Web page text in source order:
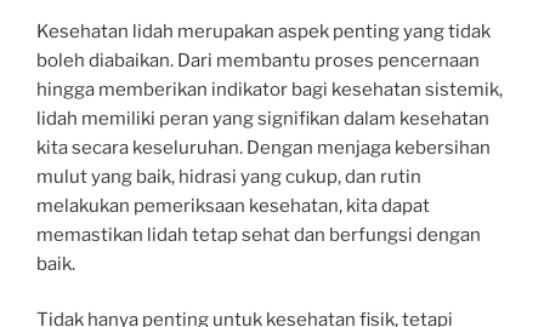
Kesehatan lidah merupakan aspek penting yang tidak
boleh diabaikan. Dari membantu proses pencernaan
hingga memberikan indikator bagi kesehatan sistemik,
lidah memiliki peran yang signifikan dalam kesehatan
kita secara keseluruhan. Dengan menjaga kebersihan
mulut yang baik, hidrasi yang cukup, dan rutin
melakukan pemeriksaan kesehatan, kita dapat
memastikan lidah tetap sehat dan berfungsi dengan
baik.
Tidak hanya penting untuk kesehatan fisik, tetapi